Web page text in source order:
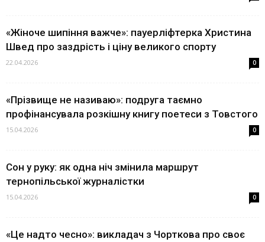
«Жіноче шипіння важче»: пауерліфтерка Христина
Швед про заздрість і ціну великого спорту
22.04.2026 0
«Прізвище не називаю»: подруга таємно
профінансувала розкішну книгу поетеси з Товстого
15.04.2026 0
Сон у руку: як одна ніч змінила маршрут
тернопільської журналістки
15.04.2026 0
«Це надто чесно»: викладач з Чорткова про своє